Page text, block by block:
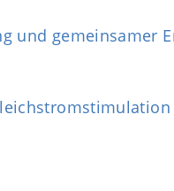
und gemeinsamer